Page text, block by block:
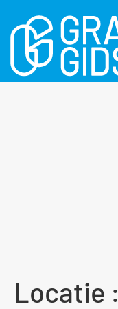
Locatie :